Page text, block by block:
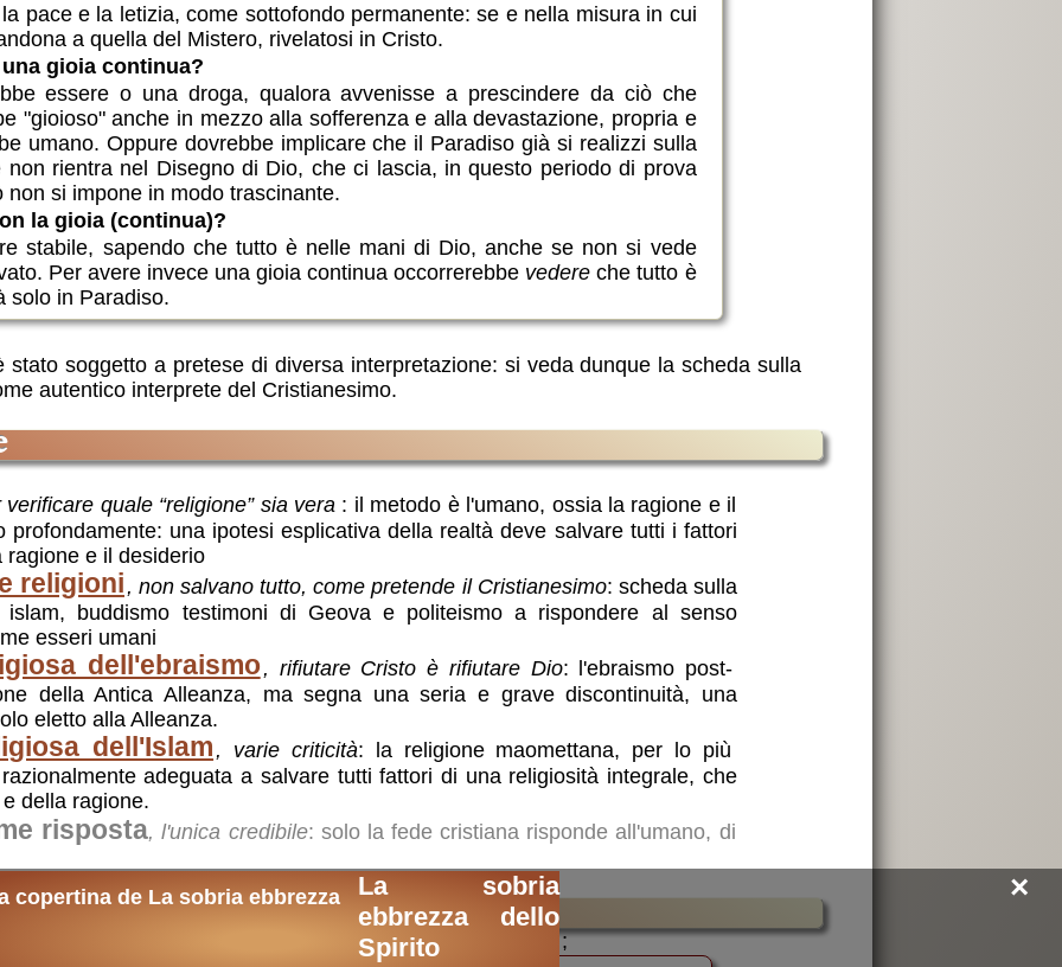
pace e la letizia, come sottofondo permanente: se e nella misura in cui
a quella del Mistero, rivelatosi in Cristo.
gioia continua?
essere o una droga, qualora avvenisse a prescindere da ciò che
"gioioso" anche in mezzo alla sofferenza e alla devastazione, propria e
umano. Oppure dovrebbe implicare che il Paradiso già si realizzi sulla
rientra nel Disegno di Dio, che ci lascia, in questo periodo di prova
si impone in modo trascinante.
la gioia (continua)?
stabile, sapendo che tutto è nelle mani di Dio, anche se non si vede
Per avere invece una gioia continua occorrerebbe vedere che tutto è
solo in Paradiso.
stato soggetto a pretese di diversa interpretazione: si veda dunque la scheda sulla
autentico interprete del Cristianesimo.
verificare quale “religione” sia vera : il metodo è l'umano, ossia la ragione e il
profondamente: una ipotesi esplicativa della realtà deve salvare tutti i fattori
e il desiderio
religioni , non salvano tutto, come pretende il Cristianesimo: scheda sulla
islam, buddismo testimoni di Geova e politeismo a rispondere al senso
esseri umani
dell'ebraismo, rifiutare Cristo è rifiutare Dio: l'ebraismo post-
della Antica Alleanza, ma segna una seria e grave discontinuità, una
eletto alla Alleanza.
dell'Islam , varie criticità: la religione maomettana, per lo più
adeguata a salvare tutti fattori di una religiosità integrale, che
della ragione.
risposta, l'unica credibile: solo la fede cristiana risponde all'umano, di
×
La sobria
ebbrezza dello
Spirito
;